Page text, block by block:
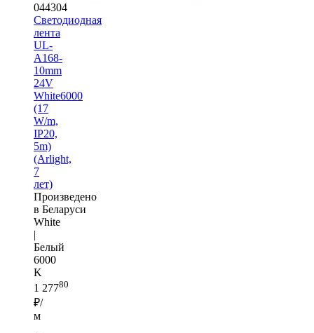
044304
Светодиодная
лента
UL-
A168-
10mm
24V
White6000
(17
W/m,
IP20,
5m)
(Arlight,
7
лет)
Произведено
в Беларуси
White
|
Белый
6000
K
1 27780
₽/
м